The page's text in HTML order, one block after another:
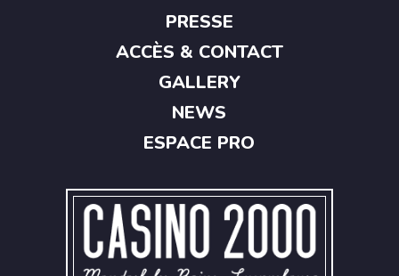
PRESSE
ACCÈS & CONTACT
GALLERY
NEWS
ESPACE PRO